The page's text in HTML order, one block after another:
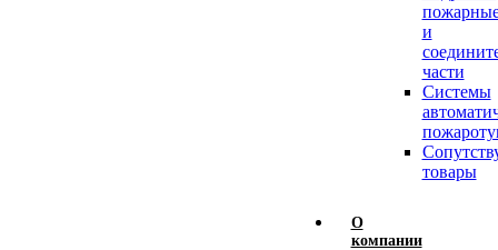
и
части
Системы
товары
О
компании